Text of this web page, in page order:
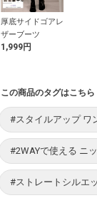
厚底サイドゴアレ
ザーブーツ
1,999円
この商品のタグはこちら
#スタイルアップ ワ
#2WAYで使える ニ
#ストレートシルエ